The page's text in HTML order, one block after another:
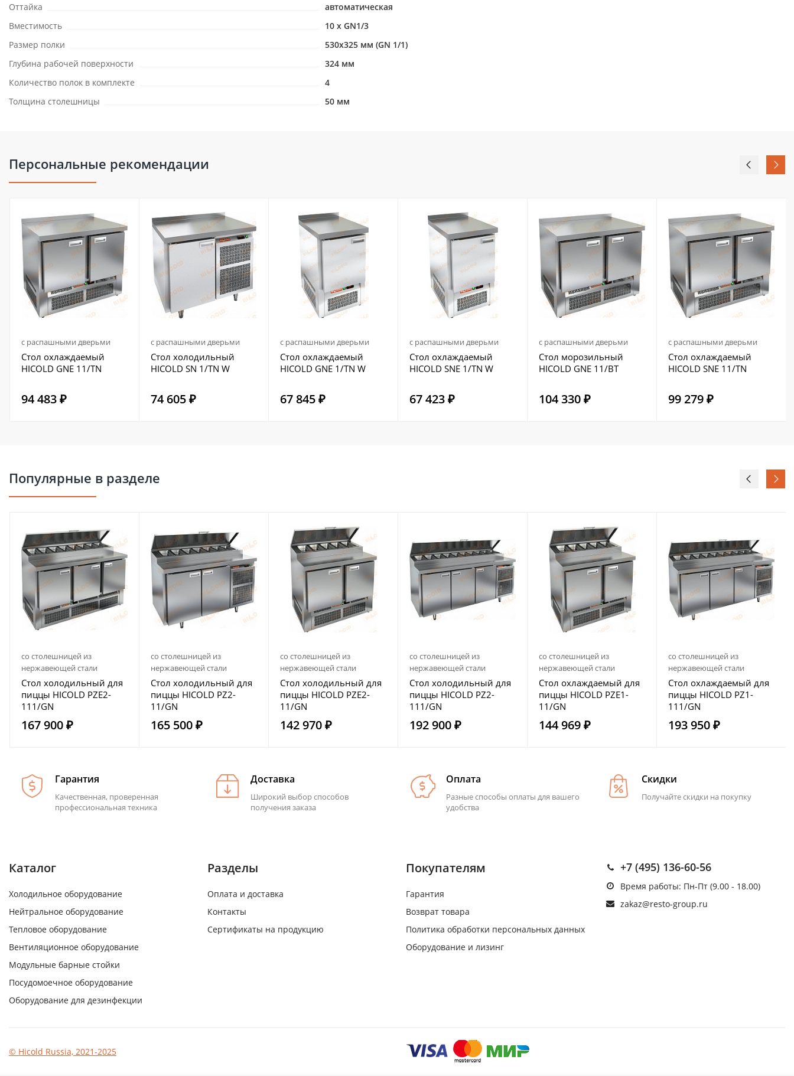
Оттайка
автоматическая
Вместимость
10 x GN1/3
Размер полки
530х325 мм (GN 1/1)
Глубина рабочей поверхности
324 мм
Количество полок в комплекте
4
Толщина столешницы
50 мм
Персональные рекомендации
с распашными дверьми
Стол охлаждаемый
HICOLD GNE 11/TN
94 483 ₽
с распашными дверьми
Стол холодильный
HICOLD SN 1/TN W
74 605 ₽
с распашными дверьми
Стол охлаждаемый
HICOLD GNE 1/TN W
67 845 ₽
с распашными дверьми
Стол охлаждаемый
HICOLD SNE 1/TN W
67 423 ₽
с распашными дверьми
Стол морозильный
HICOLD GNE 11/BT
104 330 ₽
с распашными дверьми
Стол охлаждаемый
HICOLD SNE 11/TN
99 279 ₽
Популярные в разделе
со столешницей из
нержавеющей стали
Стол холодильный для
пиццы HICOLD PZE2-
111/GN
167 900 ₽
со столешницей из
нержавеющей стали
Стол холодильный для
пиццы HICOLD PZ2-
11/GN
165 500 ₽
со столешницей из
нержавеющей стали
Стол холодильный для
пиццы HICOLD PZE2-
11/GN
142 970 ₽
со столешницей из
нержавеющей стали
Стол холодильный для
пиццы HICOLD PZ2-
111/GN
192 900 ₽
со столешницей из
нержавеющей стали
Стол охлаждаемый для
пиццы HICOLD PZE1-
11/GN
144 969 ₽
со столешницей из
нержавеющей стали
Стол охлаждаемый для
пиццы HICOLD PZ1-
111/GN
193 950 ₽
Гарантия
Качественная, проверенная
профессиональная техника
Доставка
Широкий выбор способов
получения заказа
Оплата
Разные способы оплаты для вашего
удобства
Скидки
Получайте скидки на покупку
Каталог
Холодильное оборудование
Нейтральное оборудование
Тепловое оборудование
Вентиляционное оборудование
Модульные барные стойки
Посудомоечное оборудование
Оборудование для дезинфекции
Разделы
Оплата и доставка
Контакты
Сертификаты на продукцию
Покупателям
Гарантия
Возврат товара
Политика обработки персональных данных
Оборудование и лизинг
+7 (495) 136-60-56
Время работы: Пн-Пт (9.00 - 18.00)
zakaz@resto-group.ru
© Hicold Russia, 2021-2025